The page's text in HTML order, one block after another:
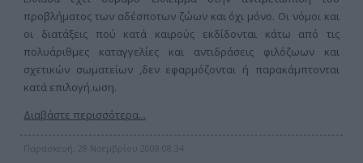
προβλήματος των αδέσποτων ζώων και όχι μόνο. Οι νόμοι και
οι διατάξεις πού κατά καιρούς εκδίδονται κάτω από τις
πολυάριθμες καταγγελίες και αντιδράσεις φιλόζωων και
σχετικών σωματείων ,δεν εφαρμόζονται ή παρακάμπτονται
κατά επιλογή.ωση.
Διαβάστε περισσότερα...
Παρασκευή, 28 Νοεμβρίου 2008 08:34